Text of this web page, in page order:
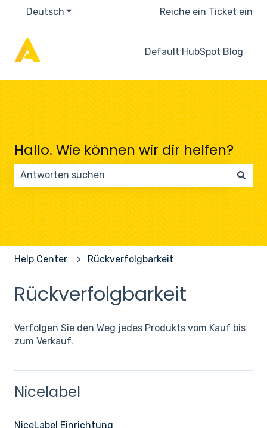
Deutsch Untermenü für Übersetzungen anzeigen
Reiche ein Ticket ein
Default HubSpot Blog
Hallo. Wie können wir dir helfen?
Es gibt keine Vorschläge, da das Suchfeld leer ist.
Help Center Rückverfolgbarkeit
Rückverfolgbarkeit
Verfolgen Sie den Weg jedes Produkts vom Kauf bis
zum Verkauf.
Nicelabel
NiceLabel Einrichtung